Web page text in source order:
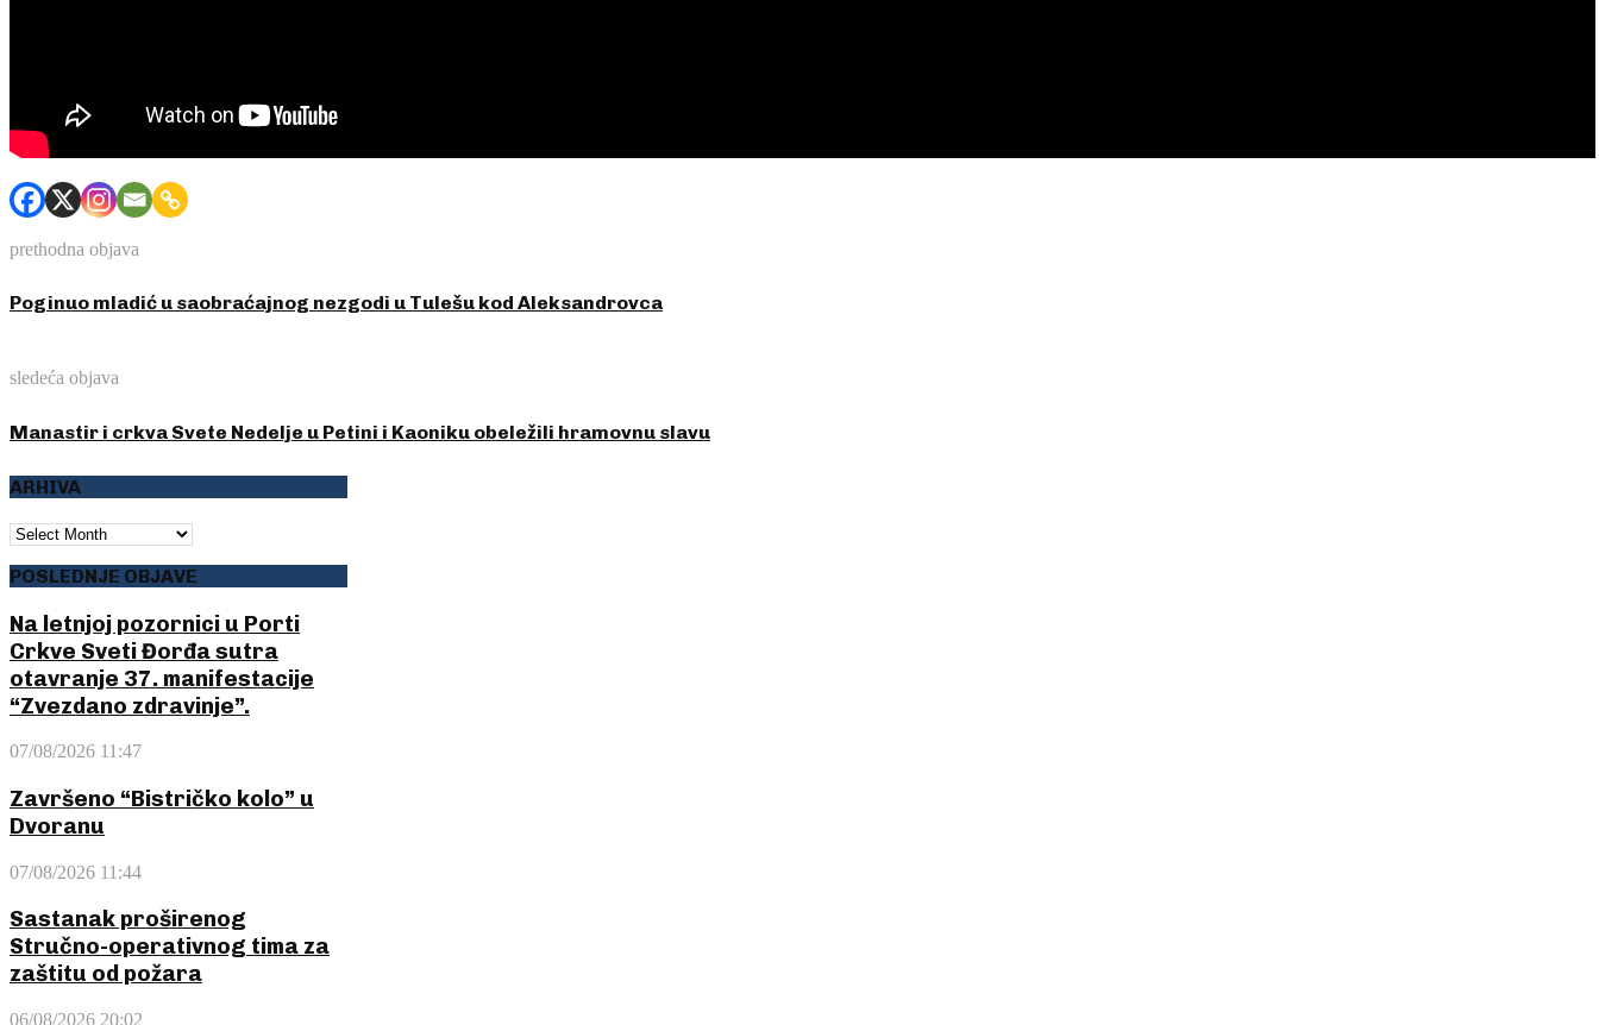
prethodna objava
Poginuo mladić u saobraćajnog nezgodi u Tulešu kod Aleksandrovca
sledeća objava
Manastir i crkva Svete Nedelje u Petini i Kaoniku obeležili hramovnu slavu
ARHIVA
ARHIVA
POSLEDNJE OBJAVE
Na letnjoj pozornici u Porti
Crkve Sveti Đorđa sutra
otavranje 37. manifestacije
“Zvezdano zdravinje”.
07/08/2026 11:47
Završeno “Bistričko kolo” u
Dvoranu
07/08/2026 11:44
Sastanak proširenog
Stručno-operativnog tima za
zaštitu od požara
06/08/2026 20:02